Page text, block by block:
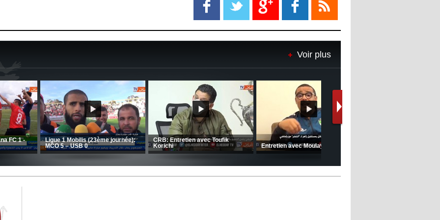
Le Barça savoure sa première
place et chambre le Real Madrid
de matchs"
12:39
Real : Les dirigeants veulent le
départ d'Hazard cet hiver
Voir plus
(Coupe de la CAF) Nkana FC 1 -
CRB 0
CSC: La préparation des hommes
d’Amrani se poursuit en Tunisie
MCA: Kaci-Saïd évoque le large
succès du Mouloudia face au FC
MFM